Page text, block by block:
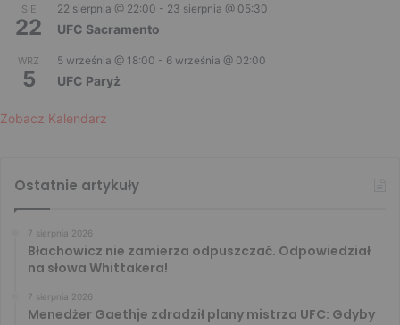
SIE
22
22 sierpnia @ 22:00 - 23 sierpnia @ 05:30
UFC Sacramento
WRZ
5
5 września @ 18:00 - 6 września @ 02:00
UFC Paryż
Zobacz Kalendarz
Ostatnie artykuły
7 sierpnia 2026
Błachowicz nie zamierza odpuszczać. Odpowiedział
na słowa Whittakera!
7 sierpnia 2026
Menedżer Gaethje zdradził plany mistrza UFC: Gdyby